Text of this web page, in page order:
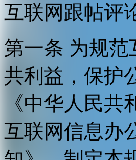
互联网跟帖评
第一条 为规
共利益，保护
《中华人民
互联网信息办